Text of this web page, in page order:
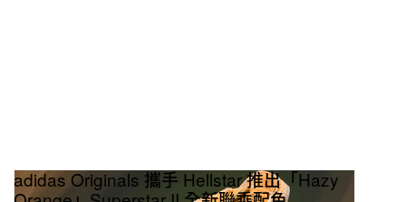
adidas Originals 攜手 Hellstar 推出「Hazy